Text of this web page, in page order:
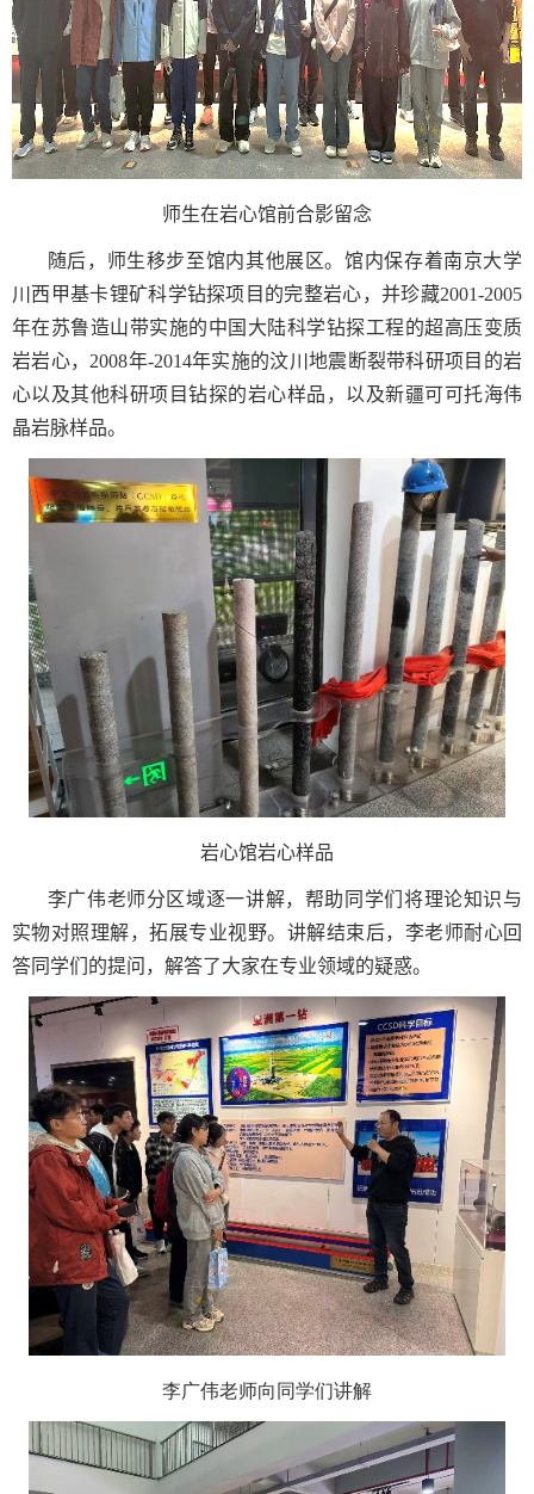
师生在岩心馆前合影留念
随后，师生移步至馆内其他展区。馆内保存着南京大学
川西甲基卡锂矿科学钻探项目的完整岩心，并珍藏2001-2005
年在苏鲁造山带实施的中国大陆科学钻探工程的超高压变质
岩岩心， 2008年-2014年实施的汶川地震断裂带科研项目的岩
心以及其他科研项目钻探的岩心样品，以及新疆可可托海伟
晶岩脉样品。
岩心馆岩心样品
李广伟老师分区域逐一讲解，帮助同学们将理论知识与
实物对照理解，拓展专业视野。讲解结束后，李老师耐心回
答同学们的提问，解答了大家在专业领域的疑惑。
李广伟老师向同学们讲解